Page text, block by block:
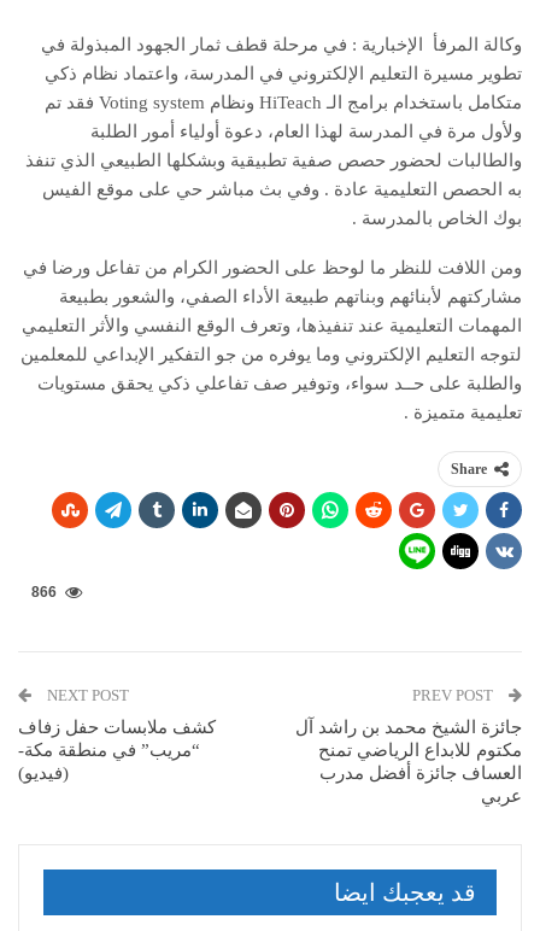
وكالة المرفأ الإخبارية : في مرحلة قطف ثمار الجهود المبذولة في
تطوير مسيرة التعليم الإلكتروني في المدرسة، واعتماد نظام ذكي
متكامل باستخدام برامج الـ HiTeach ونظام Voting system فقد تم
ولأول مرة في المدرسة لهذا العام، دعوة أولياء أمور الطلبة
والطالبات لحضور حصص صفية تطبيقية وبشكلها الطبيعي الذي تنفذ
به الحصص التعليمية عادة . وفي بث مباشر حي على موقع الفيس
بوك الخاص بالمدرسة .
ومن اللافت للنظر ما لوحظ على الحضور الكرام من تفاعل ورضا في
مشاركتهم لأبنائهم وبناتهم طبيعة الأداء الصفي، والشعور بطبيعة
المهمات التعليمية عند تنفيذها، وتعرف الوقع النفسي والأثر التعليمي
لتوجه التعليم الإلكتروني وما يوفره من جو التفكير الإبداعي للمعلمين
والطلبة على حــد سواء، وتوفير صف تفاعلي ذكي يحقق مستويات
تعليمية متميزة .
Share
866
جائزة الشيخ محمد بن راشد آل
مكتوم للابداع الرياضي تمنح
العساف جائزة أفضل مدرب
عربي
NEXT POST
كشف ملابسات حفل زفاف
“مريب” في منطقة مكة-
(فيديو)
قد يعجبك ايضا